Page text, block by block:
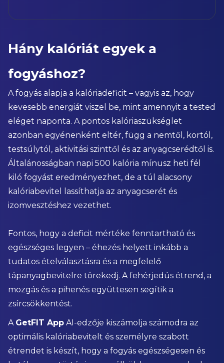
Hány kalóriát egyek a
fogyáshoz?
A fogyás alapja a kalóriadeficit – vagyis az, hogy
kevesebb energiát viszel be, mint amennyit a tested
eléget naponta. A pontos kalóriaszükséglet
azonban egyénenként eltér, függ a nemtől, kortól,
testsúlytól, aktivitási szinttől és az anyagcserédtől is.
Általánosságban napi 500 kalória mínusz heti fél
kiló fogyást eredményezhet, de a túl alacsony
kalóriabevitel lassíthatja az anyagcserét és
izomvesztéshez vezethet.
Fontos, hogy a deficit mértéke fenntartható és
egészséges legyen – éhezés helyett inkább a
tudatos ételválasztásra és a megfelelő
tápanyagbevitelre törekedj. A fehérjedús étrend, a
mozgás és a pihenés együttesen segítik a
zsírcsökkentést.
A GetFIT App AI-edzője kiszámolja számodra az
optimális kalóriabevitelt és személyre szabott
étrendet is készít, hogy a fogyás egészségesen és